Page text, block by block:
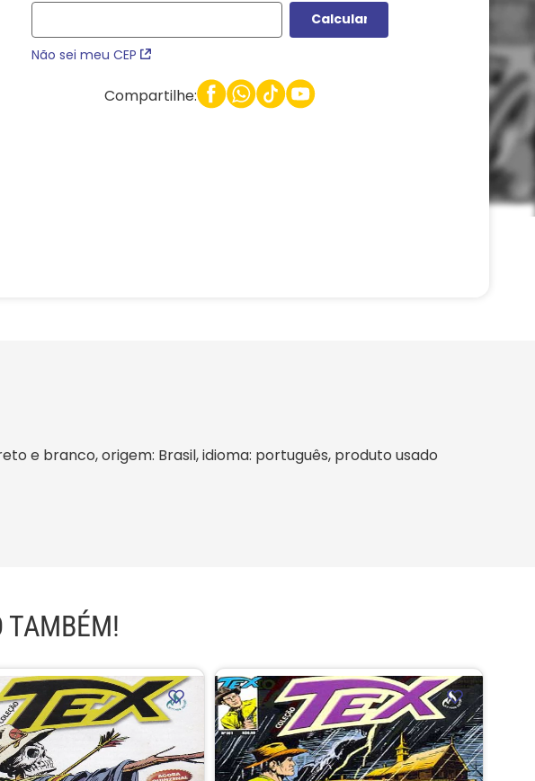
Não sei meu CEP
Compartilhe:
e branco, origem: Brasil, idioma: português, produto usado
TAMBÉM!